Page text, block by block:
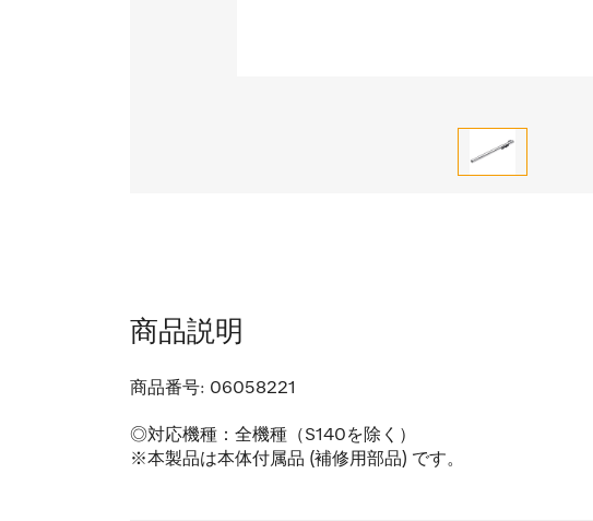
商品説明
商品番号: 06058221
◎対応機種：全機種（S140を除く）
※本製品は本体付属品 (補修用部品) です。